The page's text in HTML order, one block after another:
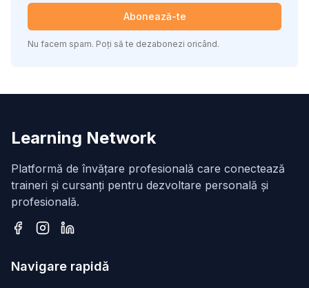
Abonează-te
Nu facem spam. Poți să te dezabonezi oricând.
Learning Network
Platformă de învățare profesională care conectează
traineri și cursanți pentru dezvoltare personală și
profesională.
Navigare rapidă